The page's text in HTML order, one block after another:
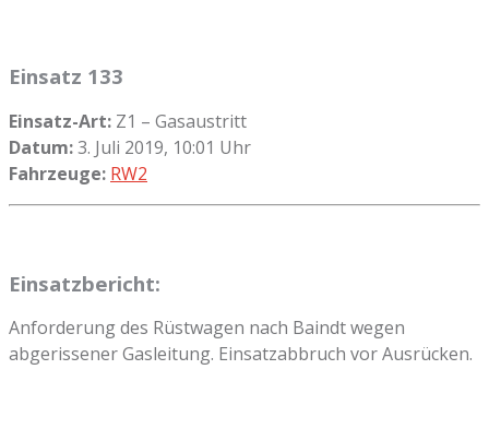
Einsatz 133
Einsatz-Art: Z1 – Gasaustritt
Datum:3. Juli 2019, 10:01 Uhr
Fahrzeuge: RW2
Einsatzbericht:
Anforderung des Rüstwagen nach Baindt wegen
abgerissener Gasleitung. Einsatzabbruch vor Ausrücken.